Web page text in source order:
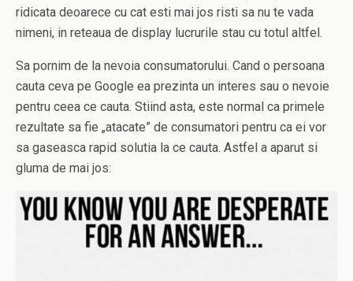
ridicata deoarece cu cat esti mai jos risti sa nu te vada
nimeni, in reteaua de display lucrurile stau cu totul altfel.
Sa pornim de la nevoia consumatorului. Cand o persoana
cauta ceva pe Google ea prezinta un interes sau o nevoie
pentru ceea ce cauta. Stiind asta, este normal ca primele
rezultate sa fie „atacate” de consumatori pentru ca ei vor
sa gaseasca rapid solutia la ce cauta. Astfel a aparut si
gluma de mai jos: